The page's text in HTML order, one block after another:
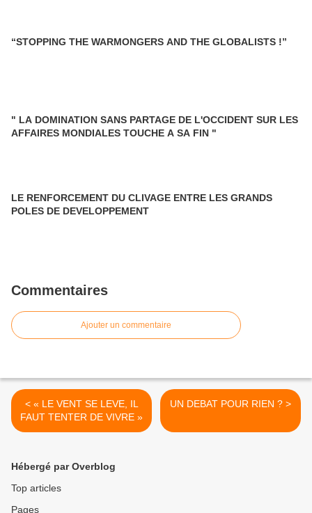
“STOPPING THE WARMONGERS AND THE GLOBALISTS !”
" LA DOMINATION SANS PARTAGE DE L'OCCIDENT SUR LES
AFFAIRES MONDIALES TOUCHE A SA FIN "
LE RENFORCEMENT DU CLIVAGE ENTRE LES GRANDS
POLES DE DEVELOPPEMENT
Commentaires
Ajouter un commentaire
< « LE VENT SE LEVE, IL
FAUT TENTER DE VIVRE »
UN DEBAT POUR RIEN ? >
Hébergé par Overblog
Top articles
Pages